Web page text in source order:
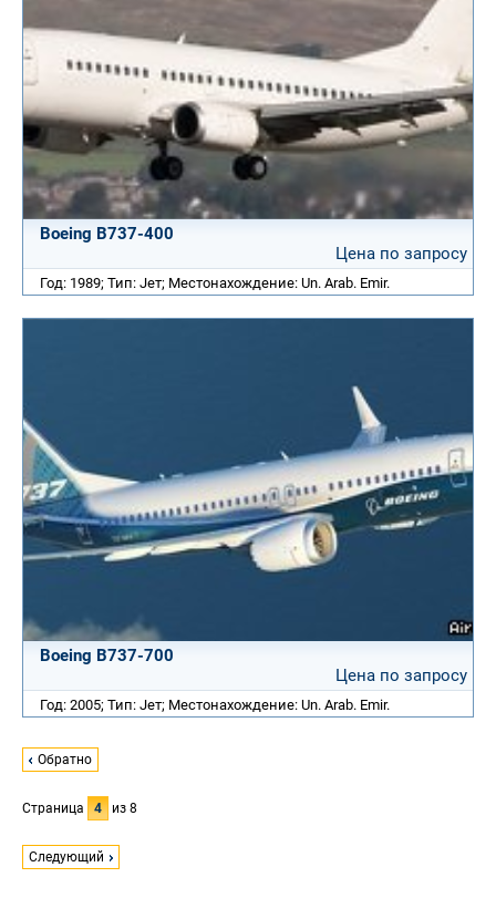
Boeing B737-400
Цена по запросу
Год: 1989; Тип: Jет; Местонахождение: Un. Arab. Emir.
Boeing B737-700
Цена по запросу
Год: 2005; Тип: Jет; Местонахождение: Un. Arab. Emir.
Обратно
Страница 4 из 8
Следующий